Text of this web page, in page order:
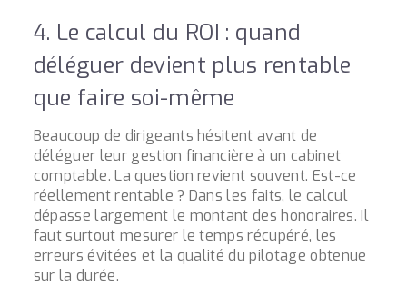
4. Le calcul du ROI : quand
déléguer devient plus rentable
que faire soi-même
Beaucoup de dirigeants hésitent avant de
déléguer leur gestion financière à un cabinet
comptable. La question revient souvent. Est-ce
réellement rentable ? Dans les faits, le calcul
dépasse largement le montant des honoraires. Il
faut surtout mesurer le temps récupéré, les
erreurs évitées et la qualité du pilotage obtenue
sur la durée.